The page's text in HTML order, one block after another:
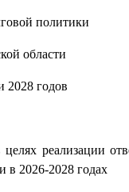
политики
области
2028 годов
реализации
в 2026-2028 годах